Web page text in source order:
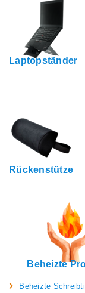
Laptopständer
Rückenstütze
Beheizte
Beheizte